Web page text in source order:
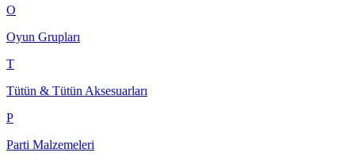
O
Oyun Grupları
T
Tütün & Tütün Aksesuarları
P
Parti Malzemeleri